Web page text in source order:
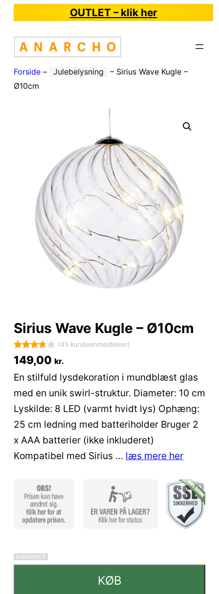
OUTLET – klik her
Forside – Julebelysning – Sirius Wave Kugle –
Ø10cm
Sirius Wave Kugle – Ø10cm
Bedømt
3.7ud
af 5
baseret
45
kundebed
ømmels
er
(45 kundeanmeldelser)
149,00 kr.
En stilfuld lysdekoration i mundblæst glas
med en unik swirl-struktur. Diameter: 10 cm
Lyskilde: 8 LED (varmt hvidt lys) Ophæng:
25 cm ledning med batteriholder Bruger 2
x AAA batterier (ikke inkluderet)
Kompatibel med Sirius … læs mere her
KØB